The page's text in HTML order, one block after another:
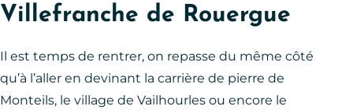
Villefranche de Rouergue
Il est temps de rentrer, on repasse du même côté
qu’à l’aller en devinant la carrière de pierre de
Monteils, le village de Vailhourles ou encore le